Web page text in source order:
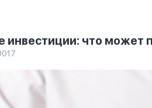
инвестиции: что может